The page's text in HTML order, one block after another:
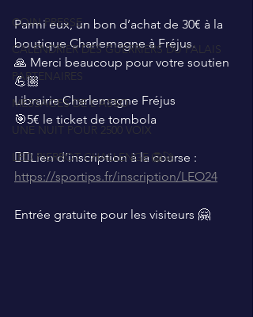
COIN PRESSE
CALENDRIER DES GUERRIERS DU PALAIS
PARTENAIRES
MESSAGES DE L'ASSO
UNE NUIT POUR 2500 VOIX
LEO PIERROT CHALLENGE 🦁🚀
Parmi eux, un bon d’achat de 30€ à la
boutique Charlemagne à Fréjus.
🙏 Merci beaucoup pour votre soutien
💪🏼
Librairie Charlemagne Fréjus
🎯5€ le ticket de tombola
👉🏼Lien d’inscription à la course :
https://sportips.fr/inscription/LEO24
Entrée gratuite pour les visiteurs 🤗